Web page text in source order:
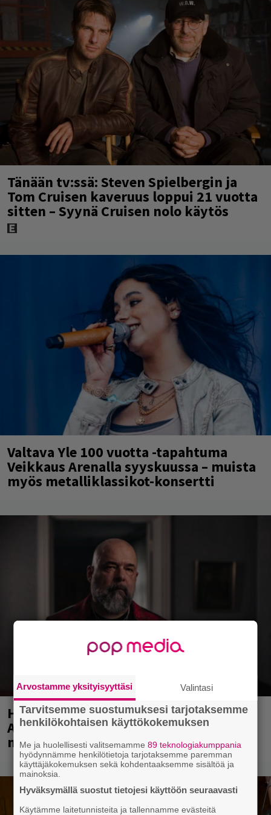
Tänään tv:ssä: Steven Spielbergin ja
Tom Cruisen kaveruus loppui 21 vuotta
sitten – Syynä Cruisen nolo käytös
Valtava Yle 100 vuotta -tapahtuma
Veikkaus Arenalla syyskuussa – muista
myös metalliklassikot-konsertti
Huomenna se ilmestyy – CMX:stä tutun
A.W. Yrjänän uutuusalbumi om
mammuttimainen kokonaisuus
Arvostamme yksityisyyttäsi Valintasi
Tarvitsemme suostumuksesi tarjotaksemme
henkilökohtaisen käyttökokemuksen
Me ja huolellisesti valitsemamme89 teknologiakumppania
hyödynnämme henkilötietoja tarjotaksemme paremman
käyttäjäkokemuksen sekä kohdentaaksemme sisältöä ja
mainoksia.
Hyväksymällä suostut tietojesi käyttöön seuraavasti
Käytämme laitetunnisteita ja tallennamme evästeitä